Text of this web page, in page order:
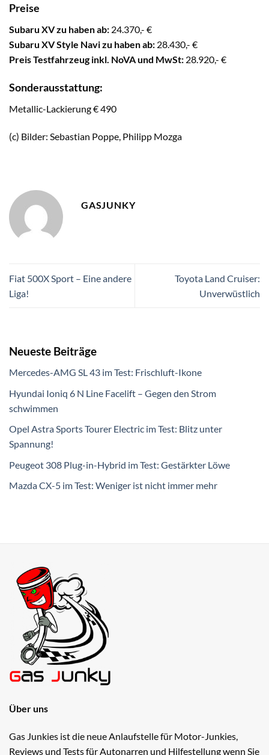
Preise
Subaru XV zu haben ab: 24.370,- €
Subaru XV Style Navi zu haben ab: 28.430,- €
Preis Testfahrzeug inkl. NoVA und MwSt: 28.920,- €
Sonderausstattung:
Metallic-Lackierung € 490
(c) Bilder: Sebastian Poppe, Philipp Mozga
GASJUNKY
Fiat 500X Sport – Eine andere
Liga!
Toyota Land Cruiser:
Unverwüstlich
Neueste Beiträge
Mercedes-AMG SL 43 im Test: Frischluft-Ikone
Hyundai Ioniq 6 N Line Facelift – Gegen den Strom
schwimmen
Opel Astra Sports Tourer Electric im Test: Blitz unter
Spannung!
Peugeot 308 Plug-in-Hybrid im Test: Gestärkter Löwe
Mazda CX-5 im Test: Weniger ist nicht immer mehr
Über uns
Gas Junkies ist die neue Anlaufstelle für Motor-Junkies,
Reviews und Tests für Autonarren und Hilfestellung wenn Sie